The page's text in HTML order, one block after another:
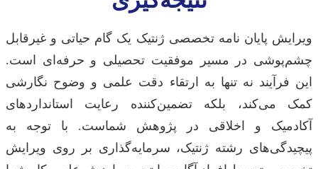
ویرایش پایان نامه تخصصی ژنتیک یک گام حیاتی و غیرقابل
چشم‌پوشی در مسیر موفقیت تحصیلی و حرفه‌ای است.
این فرآیند نه تنها به ارتقاء دقت علمی و وضوح نگارشی
کمک می‌کند، بلکه تضمین‌کننده رعایت استانداردهای
آکادمیک و اخلاقی در پژوهش شماست. با توجه به
پیچیدگی‌های رشته ژنتیک، سرمایه‌گذاری بر روی ویرایش